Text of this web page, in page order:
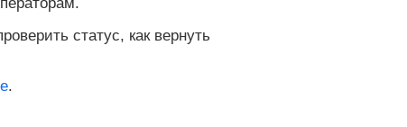
статус, как вернуть
.